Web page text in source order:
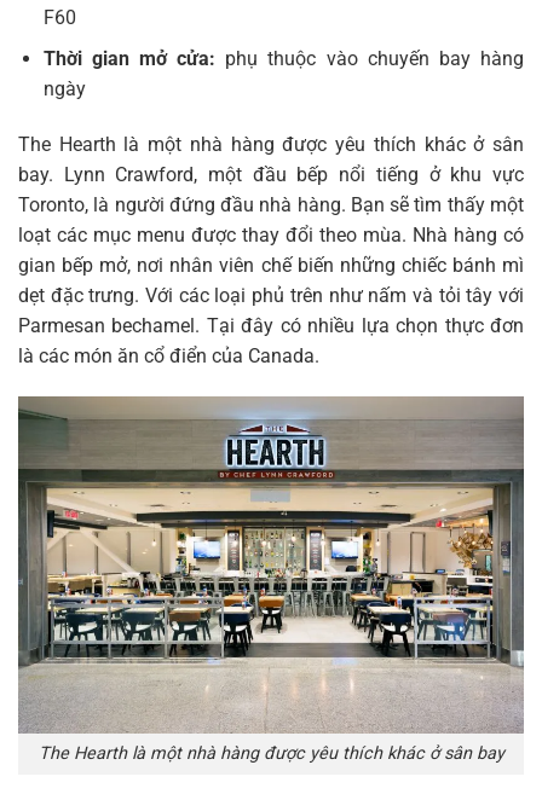
F60
Thời gian mở cửa: phụ thuộc vào chuyến bay hàng
ngày
The Hearth là một nhà hàng được yêu thích khác ở sân
bay. Lynn Crawford, một đầu bếp nổi tiếng ở khu vực
Toronto, là người đứng đầu nhà hàng. Bạn sẽ tìm thấy một
loạt các mục menu được thay đổi theo mùa. Nhà hàng có
gian bếp mở, nơi nhân viên chế biến những chiếc bánh mì
dẹt đặc trưng. Với các loại phủ trên như nấm và tỏi tây với
Parmesan bechamel. Tại đây có nhiều lựa chọn thực đơn
là các món ăn cổ điển của Canada.
The Hearth là một nhà hàng được yêu thích khác ở sân bay